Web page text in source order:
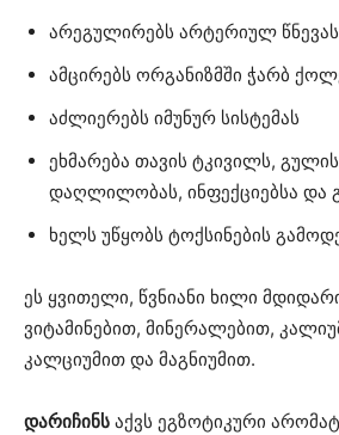
არეგულირებს არტერიულ წნევას
ამცირებს ორგანიზმში ჭარბ
აძლიერებს იმუნურ სისტემას
ეხმარება თავის ტკივილს,
დაღლილობას, ინფექციებსა და
ხელს უწყობს ტოქსინების
ეს ყვითელი, წვნიანი ხილი
ვიტამინებით, მინერალებით,
კალციუმით და მაგნიუმით.
დარიჩინს აქვს ეგზოტიკური